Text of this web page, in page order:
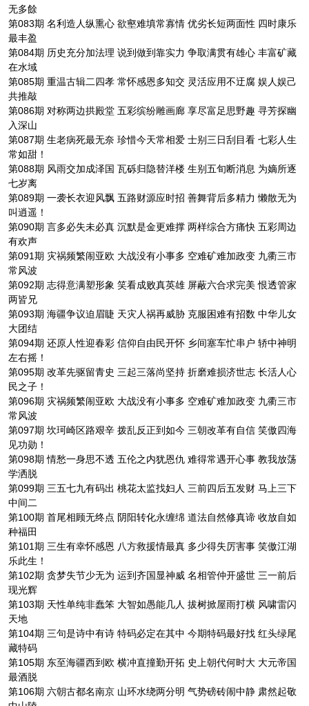
无多餘
第083期 名利造人纵熏心 欲壑难填常寡情 优劣长短两面性 四时康乐
最丰盈
第084期 历史充分加法理 说到做到靠实力 争取满贯有雄心 丰富矿藏
在水域
第085期 重温古辑二四孝 常怀感恩多知交 灵活应用不迂腐 娱人娱己
共推敲
第086期 对称两边拱殿堂 五彩缤纷雕画廊 享尽富足思野趣 寻芳探幽
入深山
第087期 生老病死最无奈 珍惜今天常相爱 士别三日刮目看 七彩人生
常如甜！
第088期 风雨交加成泽国 瓦砾归隐替洋楼 生别五旬断消息 为嫡所逐
七岁离
第089期 一袭长衣迎风飘 五路财源应时招 善舞背后多精力 懒散无为
叫逍遥！
第090期 言多必失未必真 沉默是金更难撑 两样综合方痛快 五彩周边
有欢声
第091期 灾祸频繁闹亚欧 大战没有小事多 空难矿难加政变 九衢三市
常风波
第092期 志得意满塑形象 笑看成败真英雄 屏蔽六合求完美 恨透管家
两皆兄
第093期 海疆争议迫眉睫 天灾人祸再威胁 克服困难有招数 中华儿女
大团结
第094期 还原人性迎春彩 信仰自由民开怀 乡间塞车忙串户 轿中神明
左右摇！
第095期 改革先驱留青史 三起三落尚坚持 折磨难损济世志 长活人心
民之子！
第096期 灾祸频繁闹亚欧 大战没有小事多 空难矿难加政变 九衢三市
常风波
第097期 坎珂崎区路艰辛 拨乱反正到如今 三朝改革有自信 笑傲四海
见功勋！
第098期 情愁一身思不透 五伦之内犹恩仇 难得常遇开心事 教我放荡
学洒脱
第099期 三五七九有码出 桃花太监找妇人 三前四后五发财 马上三下
中间二
第100期 首尾相顾无终点 阴阳转化永缠绵 道法自然修真谛 收放自如
种福田
第101期 三生有幸怀感恩 八方救援情最真 多少得失厉害事 笑傲江湖
乐此生！
第102期 贪梦失节少无为 运到齐国显神威 名相管仲开盛世 三一前后
现光辉
第103期 天性单纯非蠢笨 大智如愚能几人 拔树掀屋雨打横 风啸雷闪
天地
第104期 三句是诗中有诗 特码必定在其中 今期特码最好找 红头绿尾
藏特码
第105期 东至海疆西到欧 横冲直撞勤开拓 史上朝代何时大 大元帝国
最酒脱
第106期 六朝古都名南京 山环水绕两分明 气势磅砖闹中静 肃然起敬